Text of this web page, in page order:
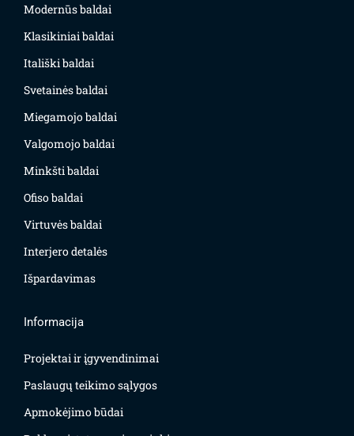
Modernūs baldai
Klasikiniai baldai
Itališki baldai
Svetainės baldai
Miegamojo baldai
Valgomojo baldai
Minkšti baldai
Ofiso baldai
Virtuvės baldai
Interjero detalės
Išpardavimas
Informacija
Projektai ir įgyvendinimai
Paslaugų teikimo sąlygos
Apmokėjimo būdai